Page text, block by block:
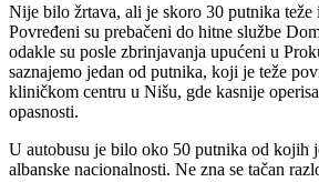
Nije bilo žrtava, ali je skoro 30 putnika teže
Povređeni su prebačeni do hitne službe
odakle su posle zbrinjavanja upućeni u
saznajemo jedan od putnika, koji je teže
kliničkom centru u Nišu, gde kasnije
opasnosti.
U autobusu je bilo oko 50 putnika od kojih
albanske nacionalnosti. Ne zna se tačan